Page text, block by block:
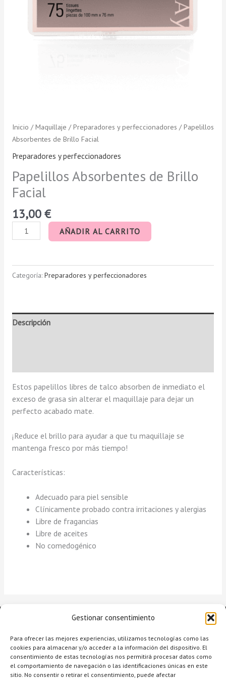
Gestionar consentimiento
Para ofrecer las mejores experiencias, utilizamos tecnologías como las
cookies para almacenar y/o acceder a la información del dispositivo. El
consentimiento de estas tecnologías nos permitirá procesar datos como
el comportamiento de navegación o las identificaciones únicas en este
sitio. No consentir o retirar el consentimiento, puede afectar
Inicio /Maquillaje /Preparadores y perfeccionadores / Papelillos
Absorbentes de Brillo Facial
Preparadores y perfeccionadores
Papelillos Absorbentes de Brillo
Facial
13,00 €
AÑADIR AL CARRITO
Categoría: Preparadores y perfeccionadores
Descripción
Estos papelillos libres de talco absorben de inmediato el
exceso de grasa sin alterar el maquillaje para dejar un
perfecto acabado mate.
¡Reduce el brillo para ayudar a que tu maquillaje se
mantenga fresco por más tiempo!
Características:
Adecuado para piel sensible
Clínicamente probado contra irritaciones y alergias
Libre de fragancias
Libre de aceites
No comedogénico